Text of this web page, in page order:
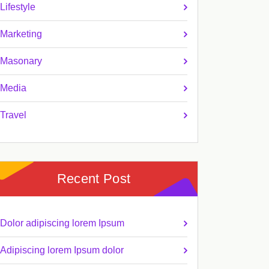
Lifestyle
Marketing
Masonary
Media
Travel
Recent Post
Dolor adipiscing lorem Ipsum
Adipiscing lorem Ipsum dolor